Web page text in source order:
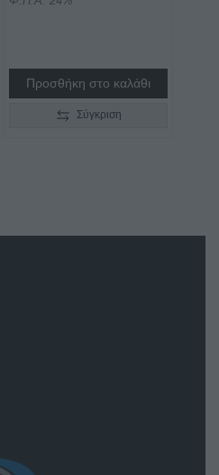
Προσθήκη στο καλάθι
Σύγκριση